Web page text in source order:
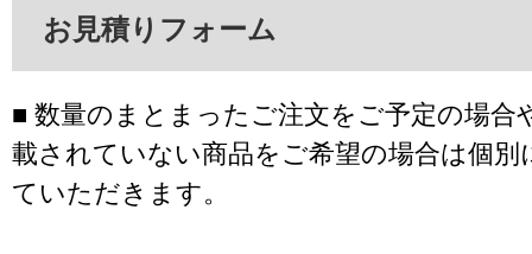
お見積りフォーム
■ 数量のまとまったご注文をご予定の場合
載されていない商品をご希望の場合は個別
ていただきます。